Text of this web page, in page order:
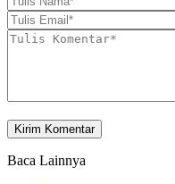
Baca Lainnya